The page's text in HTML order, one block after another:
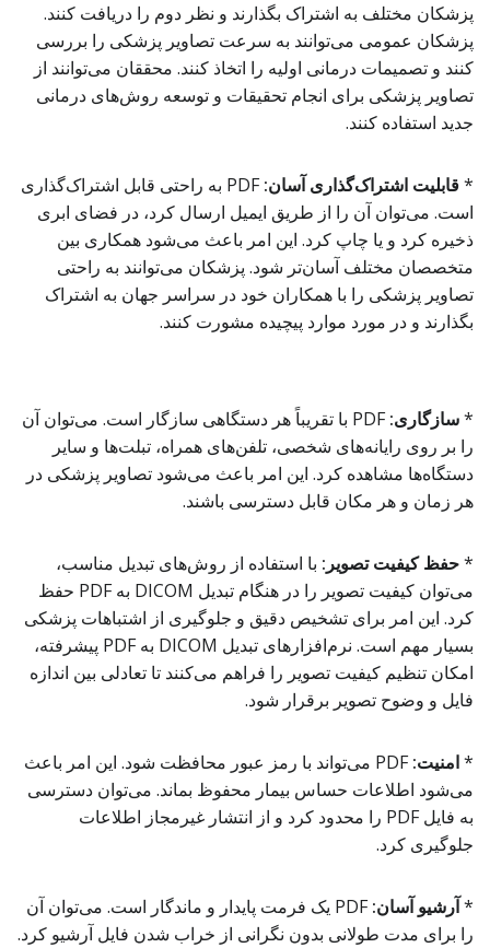
پزشکان مختلف به اشتراک بگذارند و نظر دوم را دریافت کنند.
پزشکان عمومی می‌توانند به سرعت تصاویر پزشکی را بررسی
کنند و تصمیمات درمانی اولیه را اتخاذ کنند. محققان می‌توانند از
تصاویر پزشکی برای انجام تحقیقات و توسعه روش‌های درمانی
جدید استفاده کنند.
*قابلیت اشتراک‌گذاری آسان:
PDF به راحتی قابل اشتراک‌گذاری
است. می‌توان آن را از طریق ایمیل ارسال کرد، در فضای ابری
ذخیره کرد و یا چاپ کرد. این امر باعث می‌شود همکاری بین
متخصصان مختلف آسان‌تر شود. پزشکان می‌توانند به راحتی
تصاویر پزشکی را با همکاران خود در سراسر جهان به اشتراک
بگذارند و در مورد موارد پیچیده مشورت کنند.
*سازگاری:
PDF با تقریباً هر دستگاهی سازگار است. می‌توان آن
را بر روی رایانه‌های شخصی، تلفن‌های همراه، تبلت‌ها و سایر
دستگاه‌ها مشاهده کرد. این امر باعث می‌شود تصاویر پزشکی در
هر زمان و هر مکان قابل دسترسی باشند.
*حفظ کیفیت تصویر: با استفاده از روش‌های تبدیل مناسب،
می‌توان کیفیت تصویر را در هنگام تبدیل DICOM به PDF حفظ
کرد. این امر برای تشخیص دقیق و جلوگیری از اشتباهات پزشکی
بسیار مهم است. نرم‌افزارهای تبدیل DICOM به PDF پیشرفته،
امکان تنظیم کیفیت تصویر را فراهم می‌کنند تا تعادلی بین اندازه
فایل و وضوح تصویر برقرار شود.
*امنیت:
PDF می‌تواند با رمز عبور محافظت شود. این امر باعث
می‌شود اطلاعات حساس بیمار محفوظ بماند. می‌توان دسترسی
به فایل PDF را محدود کرد و از انتشار غیرمجاز اطلاعات
جلوگیری کرد.
*آرشیو آسان:
PDF یک فرمت پایدار و ماندگار است. می‌توان آن
را برای مدت طولانی بدون نگرانی از خراب شدن فایل آرشیو کرد.